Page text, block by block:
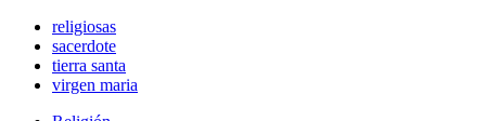
religiosas
sacerdote
tierra santa
virgen maria